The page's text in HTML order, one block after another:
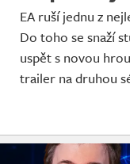
EA ruší jednu z
Do toho se snaží
uspět s novou
trailer na druhou